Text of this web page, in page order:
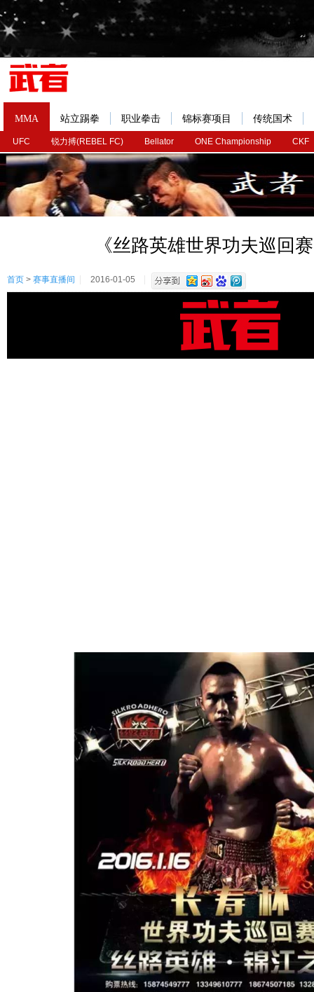
MMA
UFC 锐力搏(REBEL FC) Bellator ONE Championship CKF
站立踢拳 职业拳击 锦标赛项目 传统国术
《丝路英雄世界功夫巡回
首页 > 赛事直播间 2016-01-05